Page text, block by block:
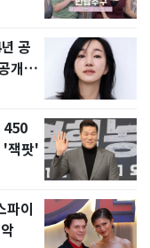
공
개
450
'잭팟'
파이